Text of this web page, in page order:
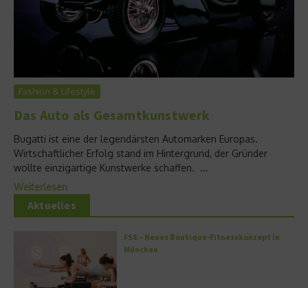
Fashion & Lifestyle
Das Auto als Gesamtkunstwerk
Bugatti ist eine der legendärsten Automarken Europas.
Wirtschaftlicher Erfolg stand im Hintergrund, der Gründer
wollte einzigartige Kunstwerke schaffen. ...
Weiterlesen
Aktuelles
FS8 – Neues Boutique-Fitnesskonzept in
München